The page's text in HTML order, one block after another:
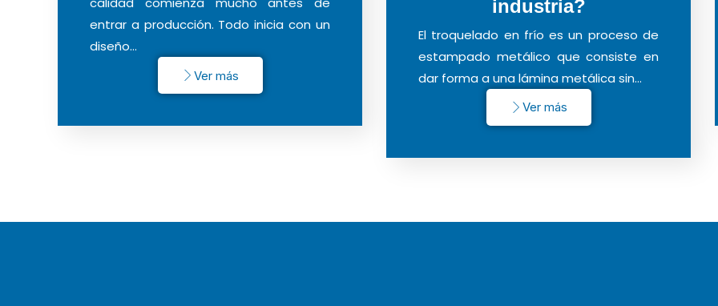
entrar a producción. Todo inicia con un
diseño…
Ver más
industria?
El troquelado en frío es un proceso de
estampado metálico que consiste en
dar forma a una lámina metálica sin…
Ver más